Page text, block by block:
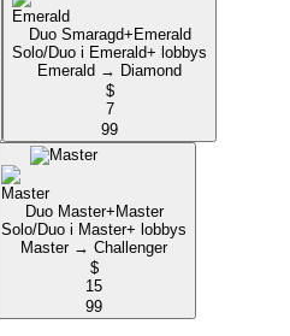
Duo Smaragd+ Emerald
Solo/Duo i Emerald+ lobbys
Emerald → Diamond
$
7
99
Duo Master+ Master
Solo/Duo i Master+ lobbys
Master → Challenger
$
15
99